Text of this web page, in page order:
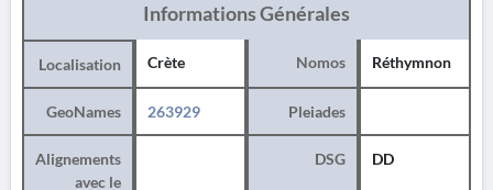
Informations Générales
Localisation Crète Nomos Réthymnon
GeoNames 263929 Pleiades
Alignements
avec le
DSG DD